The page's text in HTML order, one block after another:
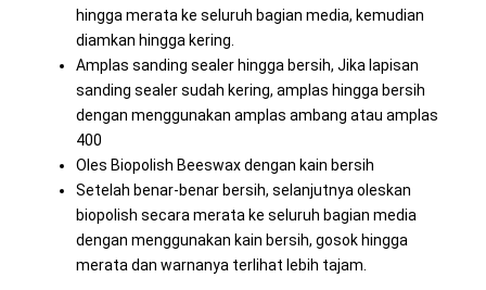
hingga merata ke seluruh bagian media, kemudian
diamkan hingga kering.
Amplas sanding sealer hingga bersih, Jika lapisan
sanding sealer sudah kering, amplas hingga bersih
dengan menggunakan amplas ambang atau amplas
400
Oles Biopolish Beeswax dengan kain bersih
Setelah benar-benar bersih, selanjutnya oleskan
biopolish secara merata ke seluruh bagian media
dengan menggunakan kain bersih, gosok hingga
merata dan warnanya terlihat lebih tajam.